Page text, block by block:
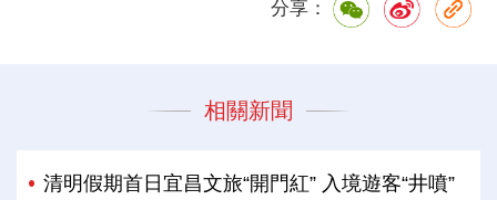
分享：
相關新聞
清明假期首日宜昌文旅“開門紅” 入境遊客“井噴”